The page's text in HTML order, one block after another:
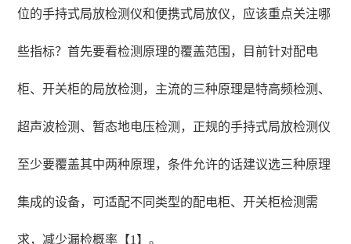
位的手持式局放检测仪和便携式局放仪，应该重点关注哪
些指标？首先要看检测原理的覆盖范围，目前针对配电
柜、开关柜的局放检测，主流的三种原理是特高频检测、
超声波检测、暂态地电压检测，正规的手持式局放检测仪
至少要覆盖其中两种原理，条件允许的话建议选三种原理
集成的设备，可适配不同类型的配电柜、开关柜检测需
求，减少漏检概率【1】。